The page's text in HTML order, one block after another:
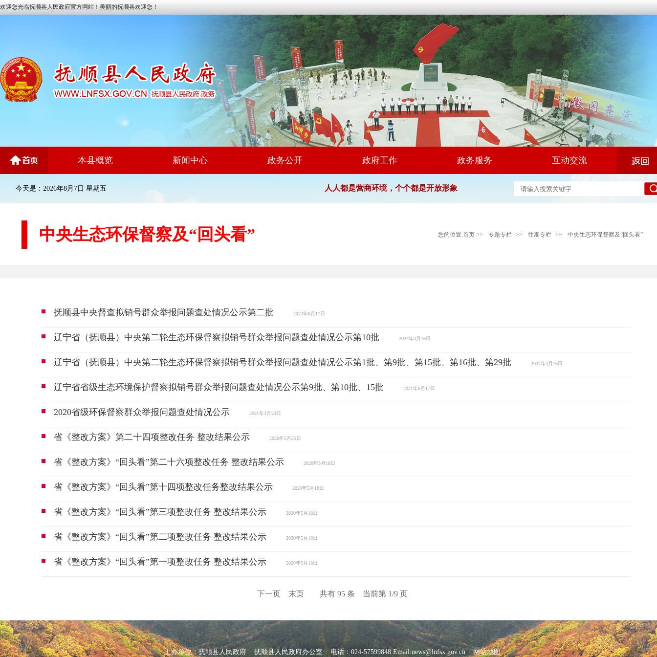
欢迎您光临抚顺县人民政府官方网站！美丽的抚顺县欢迎您！
本县概览 新闻中心 政务公开 政府工作 政务服务 互动交流
今天是：2026年8月7日 星期五 人人都是营商环境，个个都是开放形象
中央生态环保督察及“回头看” 您的位置:首页 >> 专题专栏 >> 往期专栏 >> 中央生态环保督察及“回头看”
抚顺县中央督查拟销号群众举报问题查处情况公示第二批 2022年6月17日
辽宁省（抚顺县）中央第二轮生态环保督察拟销号群众举报问题查处情况公示第10批 2022年3月16日
辽宁省（抚顺县）中央第二轮生态环保督察拟销号群众举报问题查处情况公示第1批、第9批、第15批、第16批、第29批 2022年3月16日
辽宁省省级生态环境保护督察拟销号群众举报问题查处情况公示第9批、第10批、15批 2021年6月17日
2020省级环保督察群众举报问题查处情况公示 2021年3月23日
省《整改方案》第二十四项整改任务 整改结果公示 2020年5月25日
省《整改方案》“回头看”第二十六项整改任务 整改结果公示 2020年5月18日
省《整改方案》“回头看”第十四项整改任务整改结果公示 2020年5月18日
省《整改方案》“回头看”第三项整改任务 整改结果公示 2020年5月18日
省《整改方案》“回头看”第二项整改任务 整改结果公示 2020年5月18日
省《整改方案》“回头看”第一项整改任务 整改结果公示 2020年5月18日
下一页 末页 共有 95 条 当前第 1/9 页
主办单位：抚顺县人民政府 抚顺县人民政府办公室 电话：024-57599848 Email:news@lnfsx.gov.cn网站地图